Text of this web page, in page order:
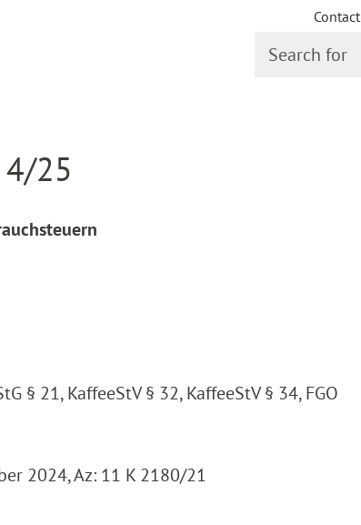
Contact
4/25
§ 21, KaffeeStV § 32, KaffeeStV § 34, FGO
2024, Az: 11 K 2180/21